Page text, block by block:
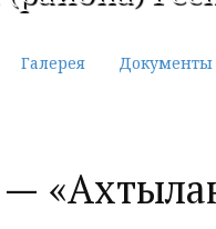
Галерея Документы